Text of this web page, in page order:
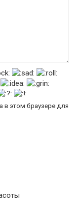
в этом браузере для